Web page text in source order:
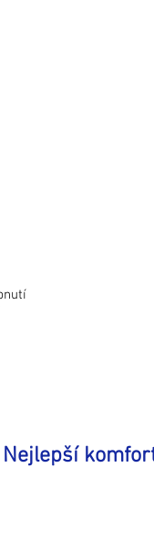
Nejlepší